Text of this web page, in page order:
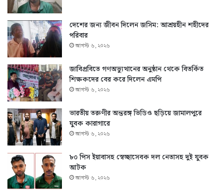
দেশের জন্য জীবন দিলেন জসিম: আশ্রয়হীন শহীদের
পরিবার
আগস্ট ৬, ২০২৬
জাবিপ্রবিতে গণঅভ্যুত্থানের অনুষ্ঠান থেকে বিতর্কিত
শিক্ষকদের বের করে দিলেন এমপি
আগস্ট ৬, ২০২৬
ভারতীয় তরুণীর অন্তরঙ্গ ভিডিও ছড়িয়ে জামালপুরে
যুবক কারাগারে
আগস্ট ৬, ২০২৬
৮০ পিস ইয়াবাসহ স্বেচ্ছাসেবক দল নেতাসহ দুই যুবক
আটক
আগস্ট ৬, ২০২৬